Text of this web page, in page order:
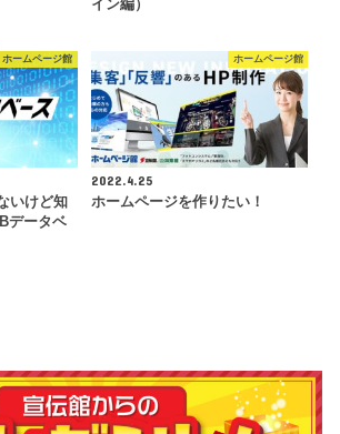
イン編）
ホームページ館
いけど知
データベ
ホームページ館
2022.4.25
ホームページを作りたい！